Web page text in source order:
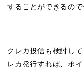
することができるの
クレカ投信も検討し
レカ発行すれば、ポ